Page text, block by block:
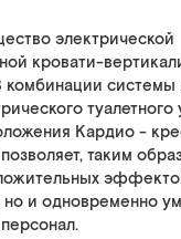
электрической
кровати-
комбинации системы
туалетного
Кардио -
таким
но и одновременно